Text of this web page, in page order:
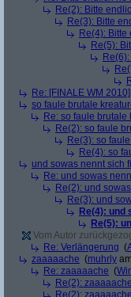
Re(2): Bitte
Re(3): Bitte
Re(4): Bitte
Re(5):
Re: [FINALE WM
so faule brutale
Re: so faule brutale
Re(2): so faule
Re(3): so
Re(4): so
und sowas nennt sich
Re: und sowas
Re(2): und
Re(3): und
Re(4): und
Re(5):
Vom Autor
Re: Verlängerung (
zaaaaache (muhrly
Re: zaaaaache (
Re(2): zaaaaache
Re(2): zaaaaache